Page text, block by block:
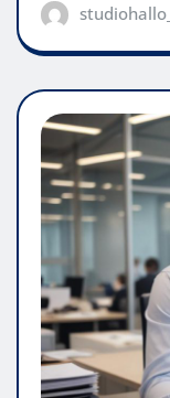
studiohallo_